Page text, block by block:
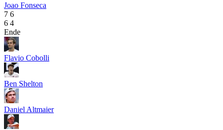
Joao Fonseca
7 6
6 4
Ende
Flavio Cobolli
Ben Shelton
Daniel Altmaier